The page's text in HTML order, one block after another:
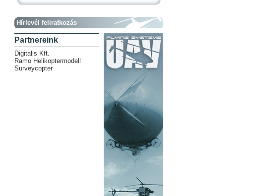
Hírlevél feliratkozás
Partnereink
Digitalis Kft.
Ramo Helikoptermodell
Surveycopter